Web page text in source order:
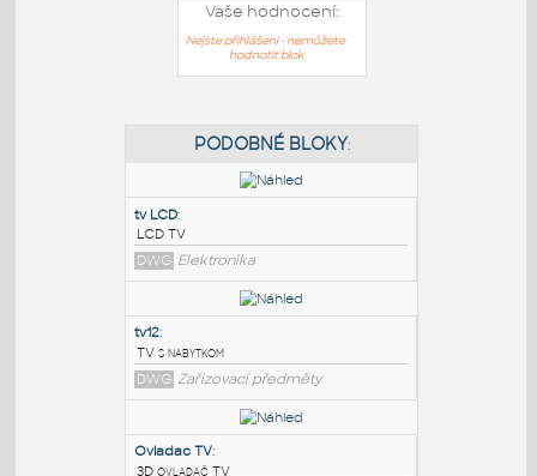
Vaše hodnocení:
Nejste přihlášeni - nemůžete
hodnotit blok
PODOBNÉ BLOKY:
tv LCD:
DWG Elektronika